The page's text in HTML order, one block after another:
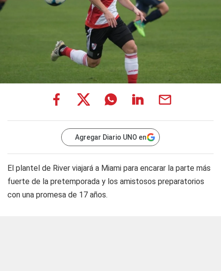
Agregar Diario UNO en
El plantel de River viajará a Miami para encarar la parte más
fuerte de la pretemporada y los amistosos preparatorios
con una promesa de 17 años.